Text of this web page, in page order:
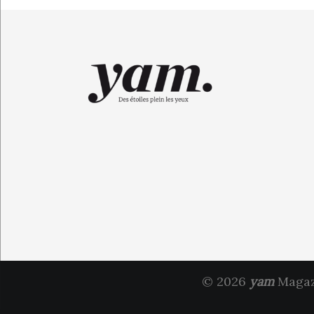
© 2026 yam